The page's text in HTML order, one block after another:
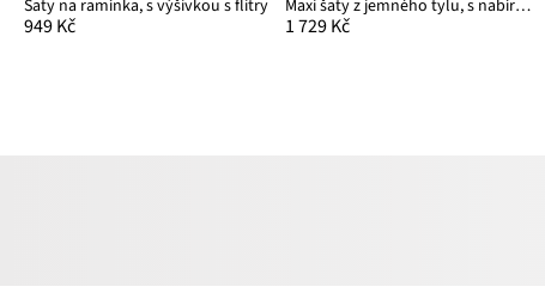
Šaty na ramínka, s výšivkou s flitry
949 Kč
Maxi šaty z jemného tylu, s nabíráním
1 729 Kč